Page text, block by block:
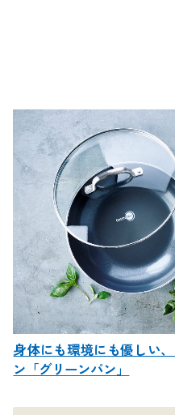
身体にも環境にも優しい
ン「グリーンパン」